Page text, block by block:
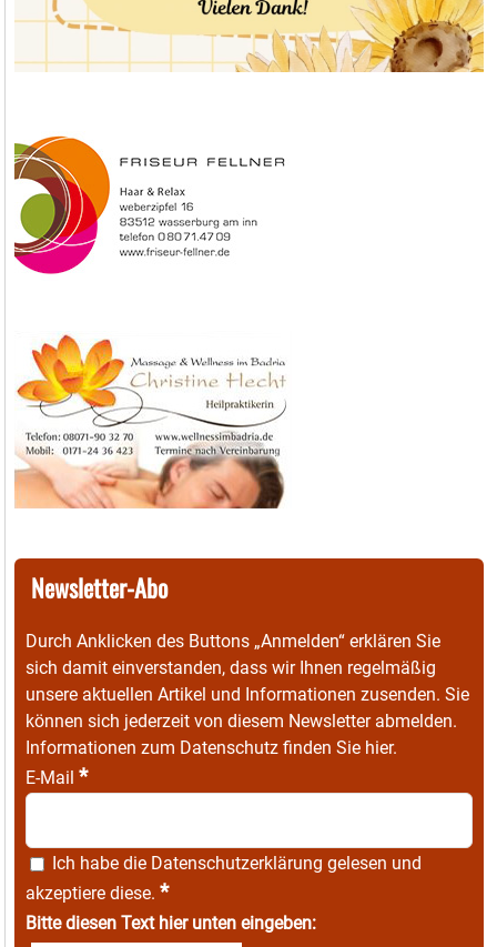
Newsletter-Abo
Durch Anklicken des Buttons „Anmelden“ erklären Sie
sich damit einverstanden, dass wir Ihnen regelmäßig
unsere aktuellen Artikel und Informationen zusenden. Sie
können sich jederzeit von diesem Newsletter abmelden.
Informationen zum Datenschutz finden Sie hier.
E-Mail *
Ich habe die Datenschutzerklärung gelesen und
akzeptiere diese. *
Bitte diesen Text hier unten eingeben: